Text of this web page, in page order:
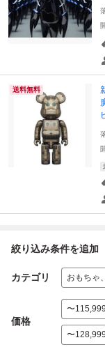
送料無料
絞り込み条件を追加
カテゴリ おもちゃ
価格
〜
〜